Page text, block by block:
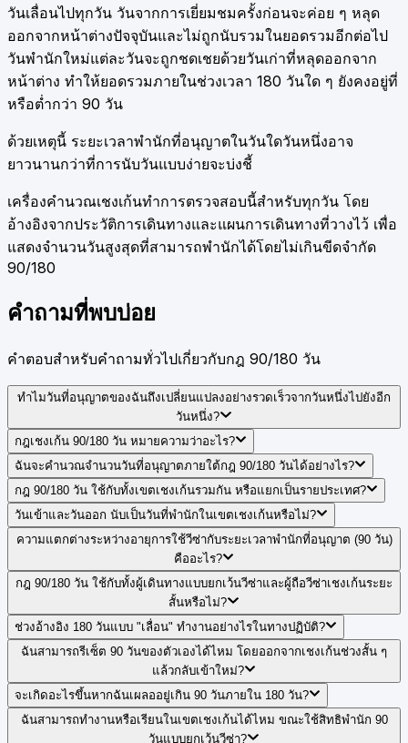
วันเลื่อนไปทุกวัน วันจากการเยี่ยมชมครั้งก่อนจะค่อย ๆ หลุด
ออกจากหน้าต่างปัจจุบันและไม่ถูกนับรวมในยอดรวมอีกต่อไป
วันพำนักใหม่แต่ละวันจะถูกชดเชยด้วยวันเก่าที่หลุดออกจาก
หน้าต่าง ทำให้ยอดรวมภายในช่วงเวลา 180 วันใด ๆ ยังคงอยู่ที่
หรือต่ำกว่า 90 วัน
ด้วยเหตุนี้ ระยะเวลาพำนักที่อนุญาตในวันใดวันหนึ่งอาจ
ยาวนานกว่าที่การนับวันแบบง่ายจะบ่งชี้
เครื่องคำนวณเชงเก้นทำการตรวจสอบนี้สำหรับทุกวัน โดย
อ้างอิงจากประวัติการเดินทางและแผนการเดินทางที่วางไว้ เพื่อ
แสดงจำนวนวันสูงสุดที่สามารถพำนักได้โดยไม่เกินขีดจำกัด
90/180
คำถามที่พบบ่อย
คำตอบสำหรับคำถามทั่วไปเกี่ยวกับกฎ 90/180 วัน
ทำไมวันที่อนุญาตของฉันถึงเปลี่ยนแปลงอย่างรวดเร็วจากวันหนึ่งไปยังอีก
วันหนึ่ง?
กฎเชงเก้น 90/180 วัน หมายความว่าอะไร?
ฉันจะคำนวณจำนวนวันที่อนุญาตภายใต้กฎ 90/180 วันได้อย่างไร?
กฎ 90/180 วัน ใช้กับทั้งเขตเชงเก้นรวมกัน หรือแยกเป็นรายประเทศ?
วันเข้าและวันออก นับเป็นวันที่พำนักในเขตเชงเก้นหรือไม่?
ความแตกต่างระหว่างอายุการใช้วีซ่ากับระยะเวลาพำนักที่อนุญาต (90 วัน)
คืออะไร?
กฎ 90/180 วัน ใช้กับทั้งผู้เดินทางแบบยกเว้นวีซ่าและผู้ถือวีซ่าเชงเก้นระยะ
สั้นหรือไม่?
ช่วงอ้างอิง 180 วันแบบ "เลื่อน" ทำงานอย่างไรในทางปฏิบัติ?
ฉันสามารถรีเซ็ต 90 วันของตัวเองได้ไหม โดยออกจากเชงเก้นช่วงสั้น ๆ
แล้วกลับเข้าใหม่?
จะเกิดอะไรขึ้นหากฉันเผลออยู่เกิน 90 วันภายใน 180 วัน?
ฉันสามารถทำงานหรือเรียนในเขตเชงเก้นได้ไหม ขณะใช้สิทธิพำนัก 90
วันแบบยกเว้นวีซ่า?